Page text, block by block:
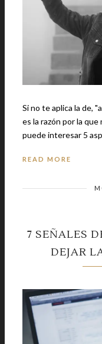
Si no te aplica la de,
es la razón por la que
puede
READ MORE
7 SEÑALES
DEJAR